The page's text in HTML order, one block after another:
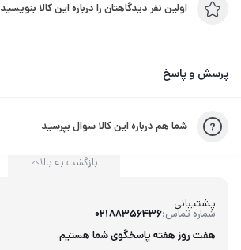
اولین نفر دیدگاهتان را درباره این کالا بنویسید
پرسش و پاسخ
شما هم درباره این کالا سوال بپرسید
پشتیبانی
شماره تماس:02188356436
هفت روز هفته پاسخگوی شما هستیم.
بازگشت به بالا